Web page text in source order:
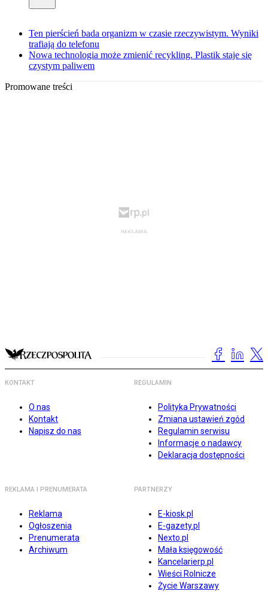
Ten pierścień bada organizm w czasie rzeczywistym. Wyniki
trafiają do telefonu
Nowa technologia może zmienić recykling. Plastik staje się
czystym paliwem
Promowane treści
KONTAKT
O nas
Kontakt
Napisz do nas
REGULAMIN
Polityka Prywatności
Zmiana ustawień zgód
Regulamin serwisu
Informacje o nadawcy
Deklaracja dostępności
REKLAMA I PRENUMERATA
Reklama
Ogłoszenia
Prenumerata
Archiwum
PARTNERZY
E-kiosk.pl
E-gazety.pl
Nexto.pl
Mała księgowość
Kancelarierp.pl
Wieści Rolnicze
Życie Warszawy